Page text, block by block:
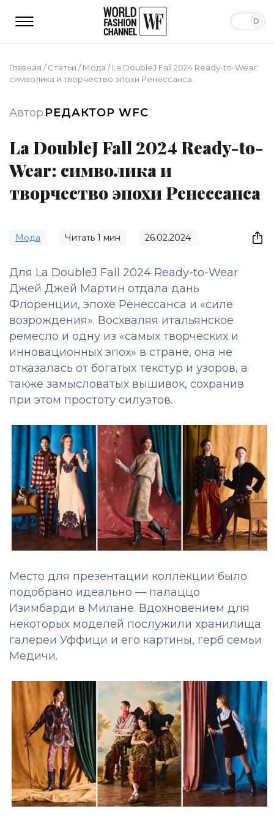
Главная /Статьи /Мода /La DoubleJ Fall 2024 Ready-to-Wear:
символика и творчество эпохи Ренессанса
Автор РЕДАКТОР WFC
La DoubleJ Fall 2024 Ready-to-
Wear: символика и
творчество эпохи Ренессанса
Мода Читать 1 мин 26.02.2024
Для La DoubleJ Fall 2024 Ready-to-Wear
Джей Джей Мартин отдала дань
Флоренции, эпохе Ренессанса и «силе
возрождения». Восхваляя итальянское
ремесло и одну из «самых творческих и
инновационных эпох» в стране, она не
отказалась от богатых текстур и узоров, а
также замысловатых вышивок, сохранив
при этом простоту силуэтов.
Место для презентации коллекции было
подобрано идеально — палаццо
Изимбарди в Милане. Вдохновением для
некоторых моделей послужили хранилища
галереи Уффици и его картины, герб семьи
Медичи.